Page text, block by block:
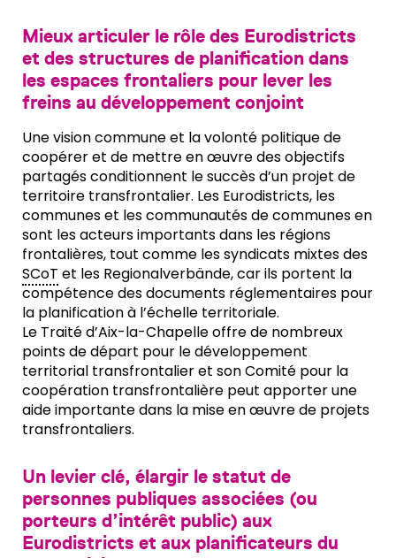
Mieux articuler le rôle des Eurodistricts
et des structures de planification dans
les espaces frontaliers pour lever les
freins au développement conjoint
Une vision commune et la volonté politique de
coopérer et de mettre en œuvre des objectifs
partagés conditionnent le succès d’un projet de
territoire transfrontalier. Les Eurodistricts, les
communes et les communautés de communes en
sont les acteurs importants dans les régions
frontalières, tout comme les syndicats mixtes des
SCoT et les Regionalverbände, car ils portent la
compétence des documents réglementaires pour
la planification à l’échelle territoriale.
Le Traité d’Aix-la-Chapelle offre de nombreux
points de départ pour le développement
territorial transfrontalier et son Comité pour la
coopération transfrontalière peut apporter une
aide importante dans la mise en œuvre de projets
transfrontaliers.
Un levier clé, élargir le statut de
personnes publiques associées (ou
porteurs d’intérêt public) aux
Eurodistricts et aux planificateurs du